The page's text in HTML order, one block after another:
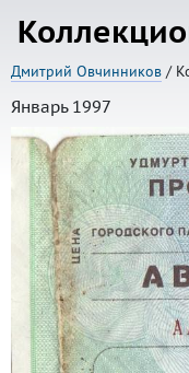
Дмитрий Овчинников /
Январь 1997